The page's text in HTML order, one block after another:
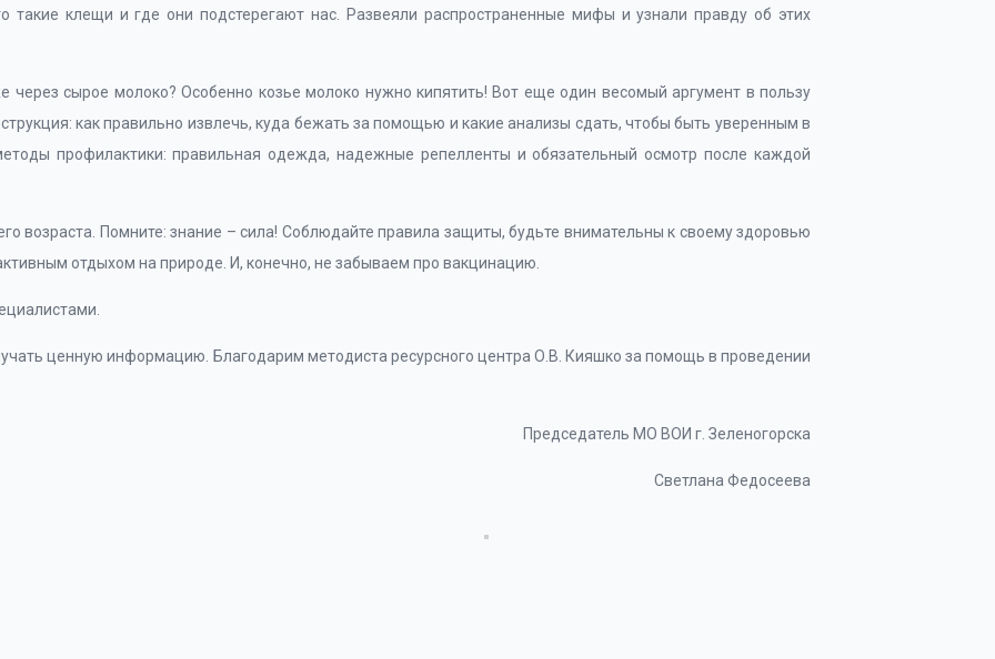
клещи и где они подстерегают нас. Развеяли распространенные мифы и узнали правду об этих
сырое молоко? Особенно козье молоко нужно кипятить! Вот еще один весомый аргумент в пользу
как правильно извлечь, куда бежать за помощью и какие анализы сдать, чтобы быть уверенным в
профилактики: правильная одежда, надежные репелленты и обязательный осмотр после каждой
возраста. Помните: знание – сила! Соблюдайте правила защиты, будьте внимательны к своему здоровью
отдыхом на природе. И, конечно, не забываем про вакцинацию.
ценную информацию. Благодарим методиста ресурсного центра О.В. Кияшко за помощь в проведении
Председатель МО ВОИ г. Зеленогорска
Светлана Федосеева